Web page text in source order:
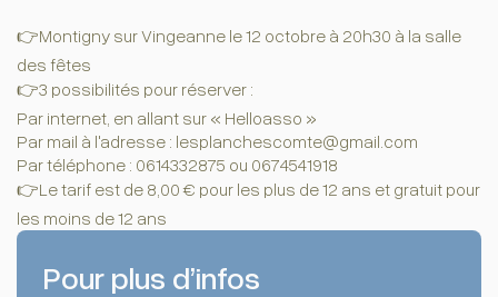
👉Montigny sur Vingeanne le 12 octobre à 20h30 à la salle
des fêtes
👉3 possibilités pour réserver :
Par internet, en allant sur « Helloasso »
Par mail à l'adresse : lesplanchescomte@gmail.com
Par téléphone : 0614332875 ou 0674541918
👉Le tarif est de 8,00 € pour les plus de 12 ans et gratuit pour
les moins de 12 ans
Pour plus d’infos